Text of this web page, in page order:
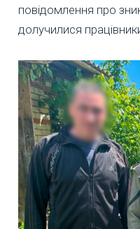
повідомлення про
долучилися працівники